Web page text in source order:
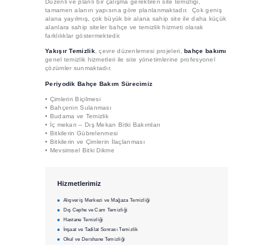
Düzenli ve planlı bir çalışma gerektiren site temizliği,
tamamen alanın yapısına göre planlanmaktadır. Çok geniş
alana yayılmış, çok büyük bir alana sahip site ile daha küçük
alanlara sahip siteler bahçe ve temizlik hizmeti olarak
farklılıklar göstermektedir.
Yakışır Temizlik, çevre düzenlemesi projeleri, bahçe bakımı
genel temizlik hizmetleri ile site yönetimlerine profesyonel
çözümler sunmaktadır.
Periyodik Bahçe Bakım Sürecimiz
• Çimlerin Biçilmesi
• Bahçenin Sulanması
• Budama ve Temizlik
• İç mekan – Dış Mekan Bitki Bakımları
• Bitkilerin Gübrelenmesi
• Bitkilerin ve Çimlerin İlaçlanması
• Mevsimsel Bitki Dikme
Hizmetlerimiz
Alışveriş Merkezi ve Mağaza Temizliği
Dış Cephe ve Cam Temizliği
Hastane Temizliği
İnşaat ve Tadilat Sonrası Temizlik
Okul ve Dershane Temizliği